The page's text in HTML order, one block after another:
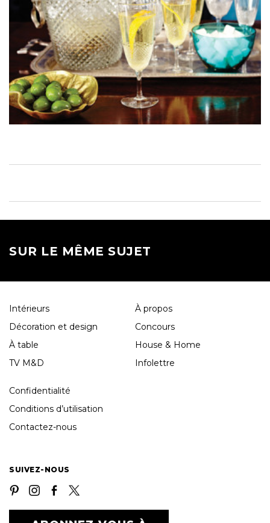
SUR LE MÊME SUJET
Intérieurs
Décoration et design
À table
TV M&D
À propos
Concours
House & Home
Infolettre
Confidentialité
Conditions d’utilisation
Contactez-nous
SUIVEZ-NOUS